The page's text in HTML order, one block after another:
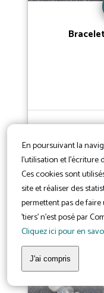
En poursuivant la
l'utilisation et l'écriture
Ces cookies sont
site et réaliser des
permettent pas de
'tiers' n'est posé par
Cliquez ici pour en
J'ai compris